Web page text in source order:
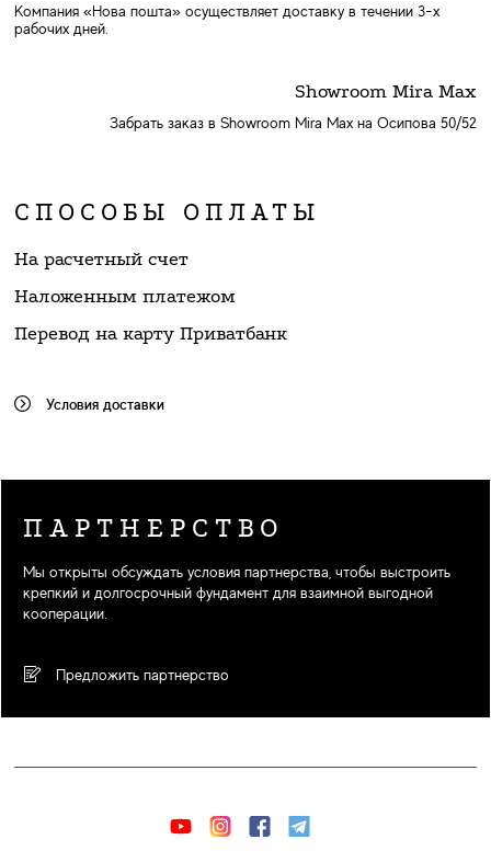
Компания «Нова пошта» осуществляет доставку в течении 3-х
рабочих дней.
Showroom Mira Max
Забрать заказ в Showroom Mira Max на Осипова 50/52
СПОСОБЫ ОПЛАТЫ
На расчетный счет
Наложенным платежом
Перевод на карту Приватбанк
Условия доставки
ПАРТНЕРСТВО
Мы открыты обсуждать условия партнерства, чтобы выстроить
крепкий и долгосрочный фундамент для взаимной выгодной
кооперации.
Предложить партнерство